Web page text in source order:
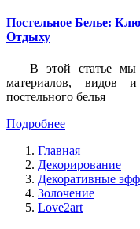
Постельное Белье:
Отдыху
В этой статье мы
материалов, видов
постельного белья
Подробнее
Главная
Декорирование
Декоративные
Золочение
Love2art